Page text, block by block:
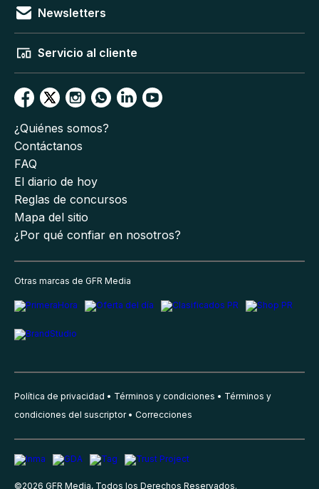
Newsletters
Servicio al cliente
¿Quiénes somos?
Contáctanos
FAQ
El diario de hoy
Reglas de concursos
Mapa del sitio
¿Por qué confiar en nosotros?
Otras marcas de GFR Media
Política de privacidad Términos y condiciones
Términos y
condiciones del suscriptor
Correcciones
©2026 GFR Media, Todos los Derechos Reservados.